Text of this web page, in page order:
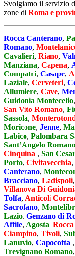
Svolgiamo il servizio
zone di Roma e
Rocca Canterano,
Romano,
Cavalieri, Riano,
Manziana, Capena,
Compatri, Casape,
Laziale, Cerveteri,
Allumiere, Cave,
Guidonia Montecelio,
San Vito Romano,
Sassola,
Moricone, Jenne,
Labico, Palombara
Sant’Angelo Romano
Cinquina , San
Porto, Civitavecchia,
Canterano,
Bracciano, Ladispoli,
Villanova Di
Tolfa, Anticoli
Sacrofano,
Lazio, Genzano di
Affile, Agosta,
Ciampino, Tivoli,
Lanuvio, Capocotta ,
Trevignano Romano,